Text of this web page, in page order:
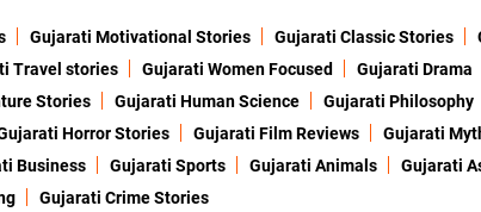
Gujarati Motivational Stories Gujarati Classic Stories
Travel stories Gujarati Women Focused Gujarati Drama
Stories Gujarati Human Science Gujarati Philosophy
Horror Stories Gujarati Film Reviews
Gujarati
Business Gujarati Sports Gujarati Animals Gujarati
Gujarati Crime Stories